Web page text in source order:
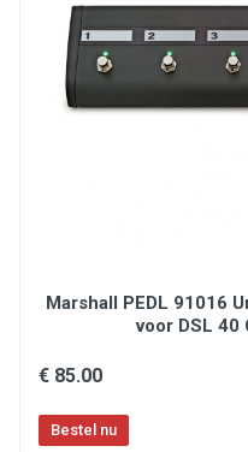
Marshall PEDL 91016
voor DSL 40
€ 85.00